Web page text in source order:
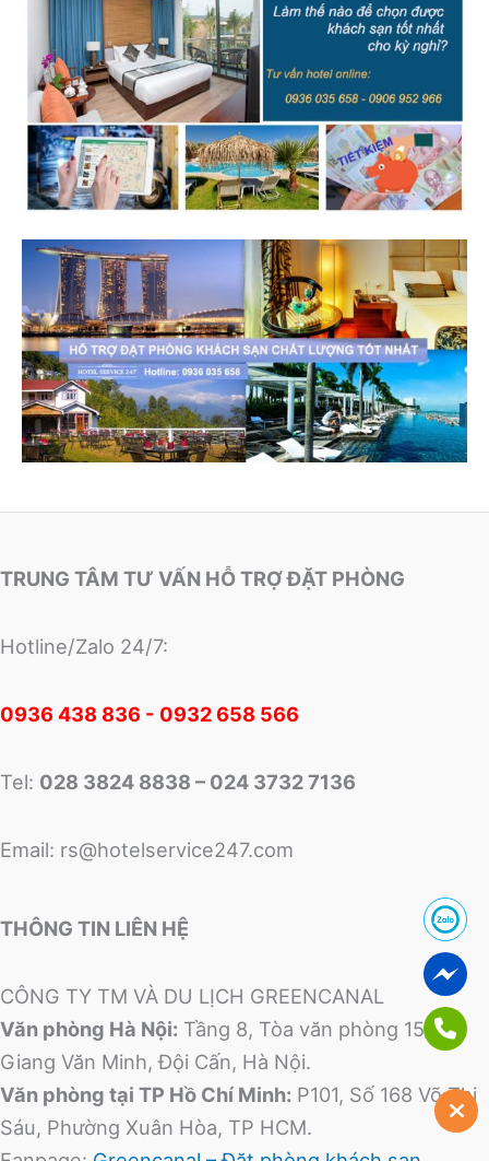
TRUNG TÂM TƯ VẤN HỖ TRỢ ĐẶT PHÒNG
Hotline/Zalo 24/7:
0936 438 836 - 0932 658 566
Tel: 028 3824 8838 – 024 3732 7136
Email: rs@hotelservice247.com
THÔNG TIN LIÊN HỆ
CÔNG TY TM VÀ DU LỊCH GREENCANAL
Văn phòng Hà Nội: Tầng 8, Tòa văn phòng 15/52
Giang Văn Minh, Đội Cấn, Hà Nội.
Văn phòng tại TP Hồ Chí Minh: P101, Số 168 Võ Thị
Sáu, Phường Xuân Hòa, TP HCM.